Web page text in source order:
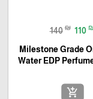
140 ₪ 110
Milestone Grade
Water EDP
add_shopping_cart